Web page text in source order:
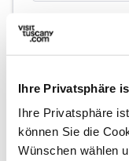
Ihre Privatsphäre
Ihre Privatsphäre
können Sie die
Wünschen wählen
Hinweise
Chiesa di